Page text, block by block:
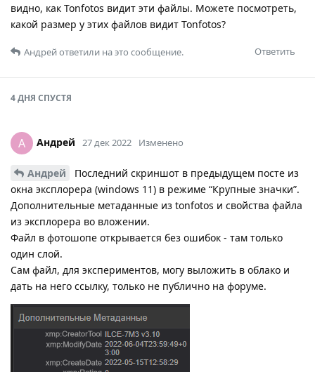
видно, как Tonfotos видит эти файлы. Можете посмотреть,
какой размер у этих файлов видит Tonfotos?
Ответить
Андрейответили на это сообщение.
4 ДНЯ СПУСТЯ
А Андрей 27 дек 2022 Изменено
Андрей
Последний скриншот в предыдущем посте из
окна эксплорера (windows 11) в режиме “Крупные значки”.
Дополнительные метаданные из tonfotos и свойства файла
из эксплорера во вложении.
Файл в фотошопе открывается без ошибок - там только
один слой.
Сам файл, для экспериментов, могу выложить в облако и
дать на него ссылку, только не публично на форуме.